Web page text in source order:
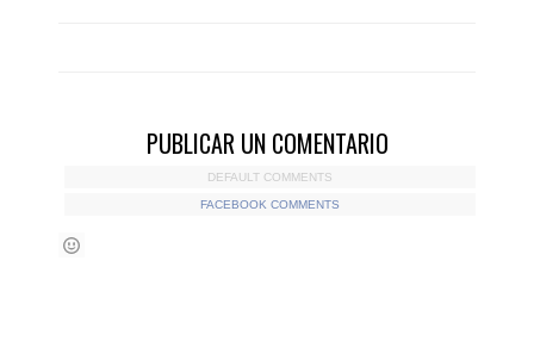
PUBLICAR UN COMENTARIO
DEFAULT COMMENTS
FACEBOOK COMMENTS